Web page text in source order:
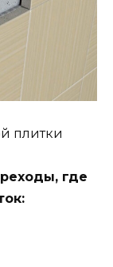
плитки
где